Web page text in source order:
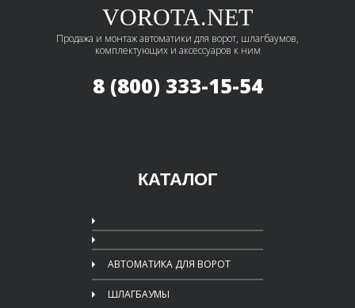
VOROTA.NET
Продажа и монтаж автоматики для ворот, шлагбаумов,
комплектующих и аксессуаров к ним
8 (800) 333-15-54
КАТАЛОГ
АВТОМАТИКА ДЛЯ ВОРОТ
ШЛАГБАУМЫ